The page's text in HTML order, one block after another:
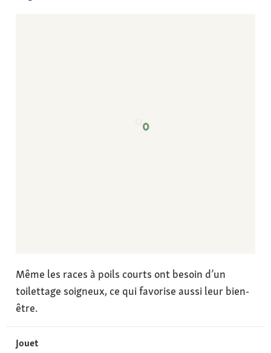
Même les races à poils courts ont besoin d’un
toilettage soigneux, ce qui favorise aussi leur bien-
être.
Jouet